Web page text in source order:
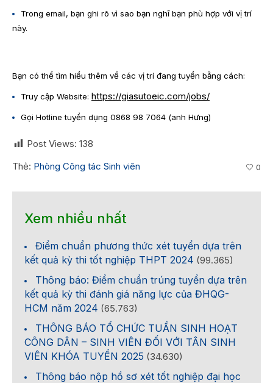
Trong email, bạn ghi rõ vì sao bạn nghĩ bạn phù hợp với vị trí
này.
Bạn có thể tìm hiểu thêm về các vị trí đang tuyển bằng cách:
Truy cập Website: https://giasutoeic.com/jobs/
Gọi Hotline tuyển dụng 0868 98 7064 (anh Hưng)
Post Views: 138
Thẻ: Phòng Công tác Sinh viên 0
Xem nhiều nhất
Điểm chuẩn phương thức xét tuyển dựa trên
kết quả kỳ thi tốt nghiệp THPT 2024 (99.365)
Thông báo: Điểm chuẩn trúng tuyển dựa trên
kết quả kỳ thi đánh giá năng lực của ĐHQG-
HCM năm 2024 (65.763)
THÔNG BÁO TỔ CHỨC TUẦN SINH HOẠT
CÔNG DÂN – SINH VIÊN ĐỐI VỚI TÂN SINH
VIÊN KHÓA TUYỂN 2025 (34.630)
Thông báo nộp hồ sơ xét tốt nghiệp đại học